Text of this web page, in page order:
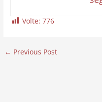
Volte: 776
← Previous Post